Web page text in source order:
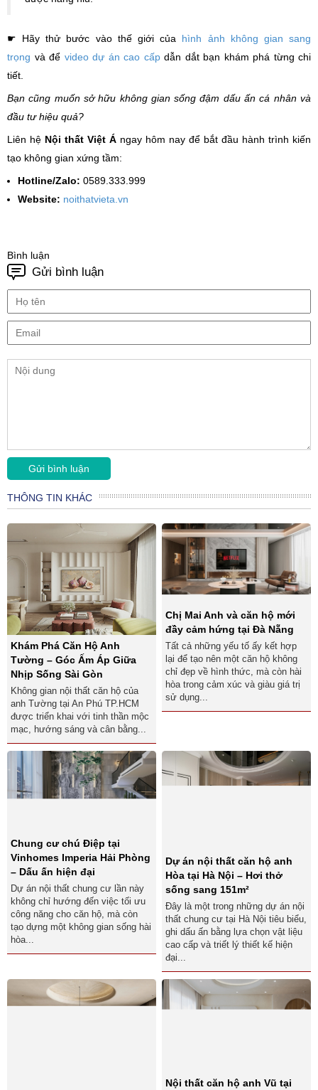
☛ Hãy thử bước vào thế giới của hình ảnh không gian sang
trọng và để video dự án cao cấpdẫn dắt bạn khám phá từng chi
tiết.
Bạn cũng muốn sở hữu không gian sống đậm dấu ấn cá nhân và
đầu tư hiệu quả?
Liên hệ Nội thất Việt Á ngay hôm nay để bắt đầu hành trình kiến
tạo không gian xứng tầm:
Hotline/Zalo: 0589.333.999
Website: noithatvieta.vn
Bình luận
Gửi bình luận
THÔNG TIN KHÁC
Khám Phá Căn Hộ Anh
Tường – Góc Ấm Áp Giữa
Nhịp Sống Sài Gòn
Không gian nội thất căn hộ của
anh Tường tại An Phú TP.HCM
được triển khai với tinh thần mộc
mạc, hướng sáng và cân bằng...
Chị Mai Anh và căn hộ mới
đầy cảm hứng tại Đà Nẵng
Tất cả những yếu tố ấy kết hợp
lại để tạo nên một căn hộ không
chỉ đẹp về hình thức, mà còn hài
hòa trong cảm xúc và giàu giá trị
sử dụng...
Chung cư chú Điệp tại
Vinhomes Imperia Hải Phòng
– Dấu ấn hiện đại
Dự án nội thất chung cư lần này
không chỉ hướng đến việc tối ưu
công năng cho căn hộ, mà còn
tạo dựng một không gian sống hài
hòa...
Dự án nội thất căn hộ anh
Hòa tại Hà Nội – Hơi thở
sống sang 151m²
Đây là một trong những dự án nội
thất chung cư tại Hà Nội tiêu biểu,
ghi dấu ấn bằng lựa chọn vật liệu
cao cấp và triết lý thiết kế hiện
đại...
Nội thất căn hộ anh Vũ tại